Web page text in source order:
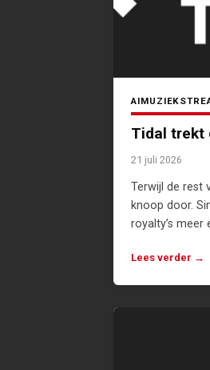
AIMUZIEK
Tidal trekt
21 juli 2026
Terwijl de rest
knoop door.
royalty’s
Lees verder →